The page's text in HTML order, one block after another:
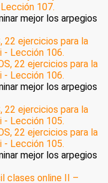
mejor los arpegios
22 ejercicios para la
- Lección 106.
mejor los arpegios
22 ejercicios para la
- Lección 105.
mejor los arpegios
clases online II –